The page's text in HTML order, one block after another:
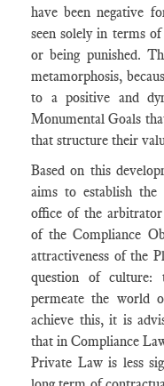
have been negative
seen solely in terms
or being punished.
metamorphosis,
to a positive and
Monumental Goals
that structure their
Based on this
aims to establish
office of the arbitrator
of the Compliance
attractiveness of the
question of culture:
permeate the world
achieve this, it is
that in Compliance
Private Law is less